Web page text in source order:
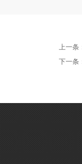
上一条
下一条